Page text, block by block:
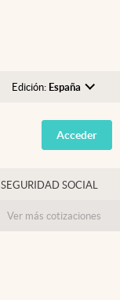
Edición: España
Argentina
España
USA
Colombia
Acceder
SEGURIDAD SOCIAL
Ver más cotizaciones